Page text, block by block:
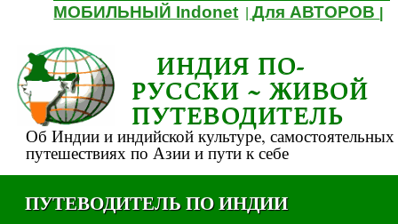
МОБИЛЬНЫЙ Indonet |Для АВТОРОВ
ИНДИЯ ПО-
РУССКИ ~ ЖИВОЙ
ПУТЕВОДИТЕЛЬ
Об Индии и индийской культуре, самостоятельных
путешествиях по Азии и пути к себе
ПУТЕВОДИТЕЛЬ ПО ИНДИИ